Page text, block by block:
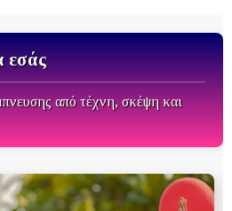
εσάς
από τέχνη, σκέψη και